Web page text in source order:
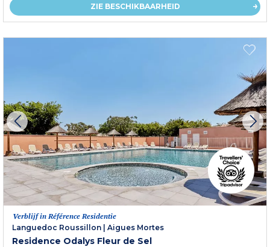
ZIE BESCHIKBAARHEID
Verblijf in Référence Residentie
Languedoc Roussillon | Aigues Mortes
Residence Odalys Fleur de Sel